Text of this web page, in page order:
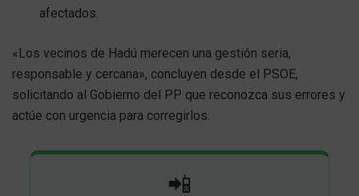
afectados.
«Los vecinos de Hadú merecen una gestión seria,
responsable y cercana», concluyen desde el PSOE,
solicitando al Gobierno del PP que reconozca sus errores y
actúe con urgencia para corregirlos.
📲